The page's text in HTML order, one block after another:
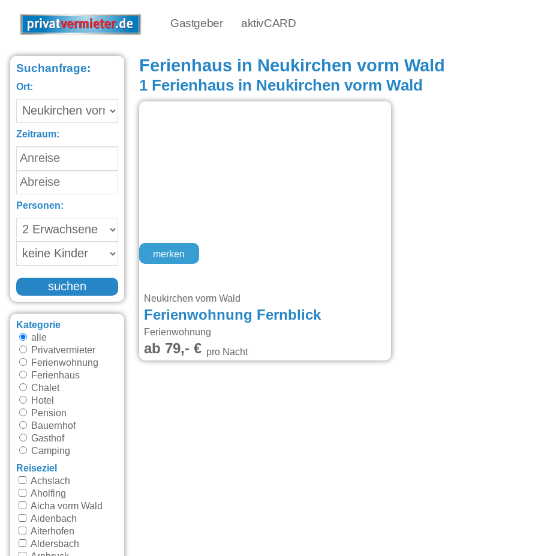
Gastgeber aktivCARD
Suchanfrage:
Ort:
Zeitraum:
Personen:
suchen
Kategorie
alle
Privatvermieter
Ferienwohnung
Ferienhaus
Chalet
Hotel
Pension
Bauernhof
Gasthof
Camping
Reiseziel
Achslach
Aholfing
Aicha vorm Wald
Aidenbach
Aiterhofen
Aldersbach
Ferienhaus in Neukirchen vorm Wald
1 Ferienhaus in Neukirchen vorm Wald
merken
Neukirchen vorm Wald
Ferienwohnung Fernblick
Ferienwohnung
ab 79,- € pro Nacht